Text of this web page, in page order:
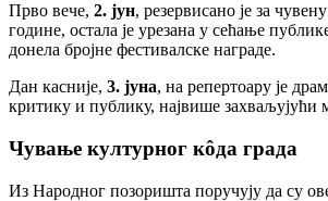
Прво вече, 2. јун, резервисано је за
године, остала је урезана у сећање
донела бројне фестивалске награде.
Дан касније, 3. јуна, на репертоару је
критику и публику, највише захваљујући
Чување културног кôда града
Из Народног позоришта поручују да су